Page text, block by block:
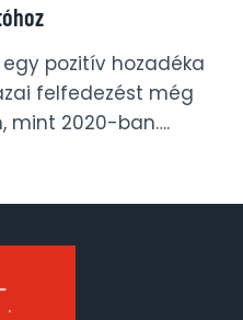
pozitív hozadéka
felfedezést még
mint 2020-ban….